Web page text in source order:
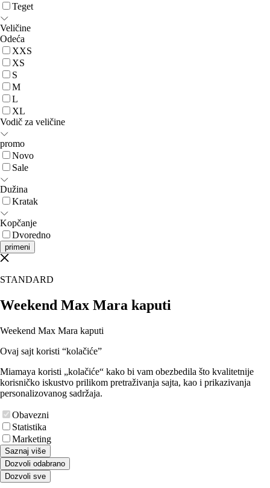
Teget
Veličine
Odeća
XXS
XS
S
M
L
XL
Vodič za veličine
promo
Novo
Sale
Dužina
Kratak
Kopčanje
Dvoredno
primeni
STANDARD
Weekend Max Mara kaputi
Weekend Max Mara kaputi
Ovaj sajt koristi “kolačiće”
Miamaya koristi „kolačiće“ kako bi vam obezbedila što kvalitetnije
korisničko iskustvo prilikom pretraživanja sajta, kao i prikazivanja
personalizovanog sadržaja.
Obavezni
Statistika
Marketing
Saznaj više
Dozvoli odabrano
Dozvoli sve